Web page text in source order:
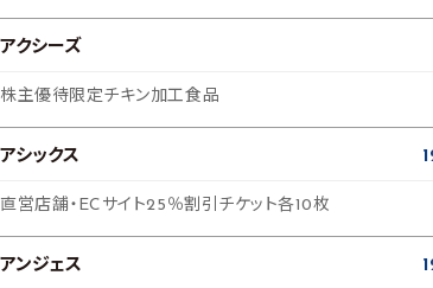
アクシーズ
株主優待限定チキン加工食品
アシックス
直営店舗・ECサイト25％割引チケット各10枚
アンジェス